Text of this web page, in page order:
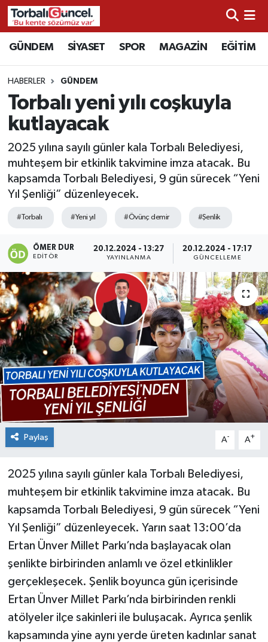
GÜNDEM SİYASET SPOR MAGAZİN EĞİTİM
HABERLER GÜNDEM
Torbalı yeni yılı coşkuyla
kutlayacak
2025 yılına sayılı günler kala Torbalı Belediyesi,
muhteşem bir etkinlik takvimine imza atacak. Bu
kapsamda Torbalı Belediyesi, 9 gün sürecek “Yeni
Yıl Şenliği” düzenleyecek.
#Torbalı #Yeni yıl #Övünç demir #Şenlik
ÖMER DUR
EDITÖR
20.12.2024 - 13:27
YAYINLANMA
20.12.2024 - 17:17
GÜNCELLEME
Paylaş A- A+
2025 yılına sayılı günler kala Torbalı Belediyesi,
muhteşem bir etkinlik takvimine imza atacak. Bu
kapsamda Torbalı Belediyesi, 9 gün sürecek “Yeni
Yıl Şenliği” düzenleyecek. Yarın saat 13:00’da
Ertan Ünver Millet Parkı’nda başlayacak olan
şenlikte birbirinden anlamlı ve özel etkinlikler
gerçekleşecek. Şenlik boyunca gün içerisinde
Ertan Ünver Millet Parkı’nda birbirinden renkli
atölyeler ilçe sakinleri ile buluşacak. Ayrıca şenlik
kapsamında yine aynı yerde üreten kadınlar sanat
İzmir Nöbetçi Eczaneler
İzmir Hava Durumu
İzmir Namaz Vakitleri
İzmir Trafik Yoğunluk Haritası
Süper Lig Puan Durumu ve Fikstür
Tüm Manşetler
Haber Arşivi